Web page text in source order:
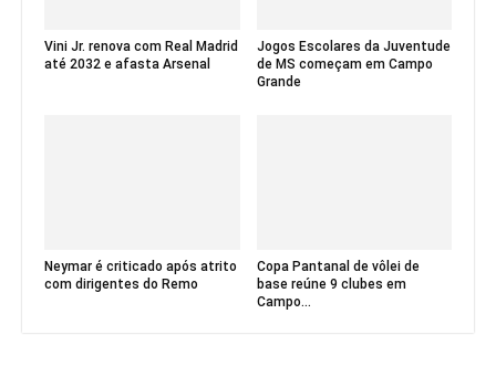
Vini Jr. renova com Real Madrid
até 2032 e afasta Arsenal
Jogos Escolares da Juventude
de MS começam em Campo
Grande
Neymar é criticado após atrito
com dirigentes do Remo
Copa Pantanal de vôlei de
base reúne 9 clubes em
Campo...